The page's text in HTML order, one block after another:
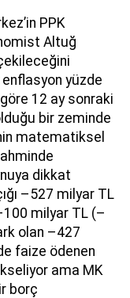
PPK
Altuğ
yüzde
12 ay sonraki
bir zeminde
matematiksel
dikkat
–527 milyar TL
milyar TL (–
olan –427
faize ödenen
ama MK
borç